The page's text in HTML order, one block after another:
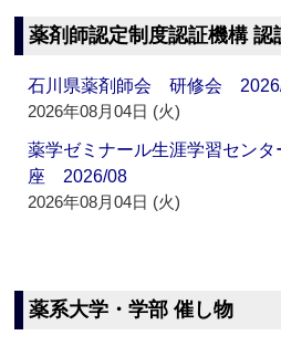
薬剤師認定制度認証機構
石川県薬剤師会 研修会
2026年08月04日 (火)
薬学ゼミナール生涯学習セン
座 2026/08
2026年08月04日 (火)
薬系大学・学部 催し物